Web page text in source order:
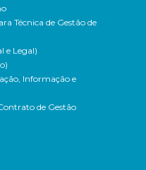
Técnica de Gestão de
e Legal)
Informação e
de Gestão